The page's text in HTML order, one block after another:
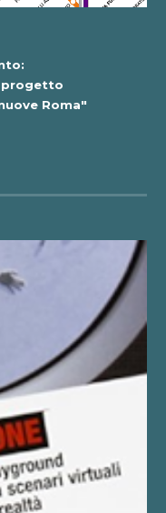
progetto
Roma"